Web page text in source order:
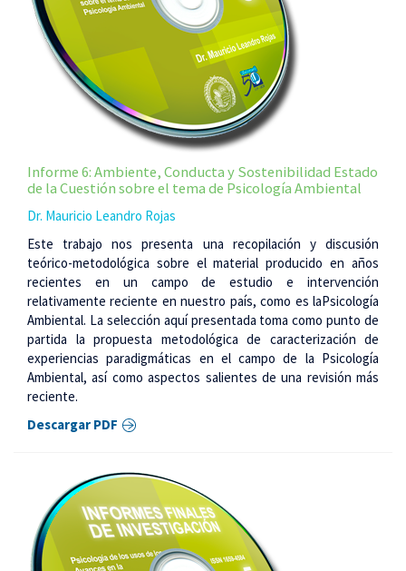
Informe 6: Ambiente, Conducta y Sostenibilidad Estado
de la Cuestión sobre el tema de Psicología Ambiental
Dr. Mauricio Leandro Rojas
Este trabajo nos presenta una recopilación y discusión
teórico-metodológica sobre el material producido en años
recientes en un campo de estudio e intervención
relativamente reciente en nuestro país, como es laPsicología
Ambiental. La selección aquí presentada toma como punto de
partida la propuesta metodológica de caracterización de
experiencias paradigmáticas en el campo de la Psicología
Ambiental, así como aspectos salientes de una revisión más
reciente.
Descargar PDF